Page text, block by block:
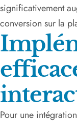
significativement
conversion sur la
Pour une